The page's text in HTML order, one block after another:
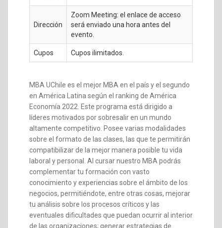
Dirección
Zoom Meeting: el enlace de acceso
será enviado una hora antes del
evento.
Cupos Cupos ilimitados.
MBA UChile es el mejor MBA en el país y el segundo
en América Latina según el ranking de América
Economía 2022. Este programa está dirigido a
líderes motivados por sobresalir en un mundo
altamente competitivo. Posee varias modalidades
sobre el formato de las clases, las que te permitirán
compatibilizar de la mejor manera posible tu vida
laboral y personal. Al cursar nuestro MBA podrás
complementar tu formación con vasto
conocimiento y experiencias sobre el ámbito de los
negocios, permitiéndote, entre otras cosas, mejorar
tu análisis sobre los procesos críticos y las
eventuales dificultades que puedan ocurrir al interior
de las organizaciones; generar estrategias de